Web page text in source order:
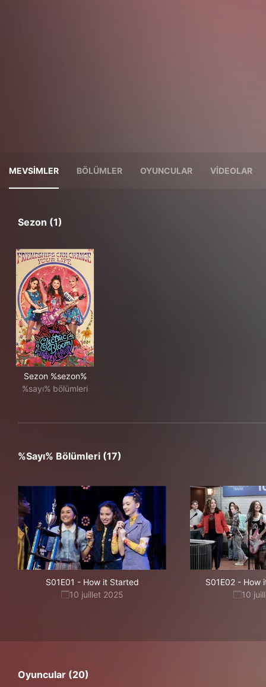
MEVSIMLER BÖLÜMLER OYUNCULAR VIDEOLAR
Sezon (1)
Sezon %sezon%
%sayı% bölümleri
%sayı% Bölümleri (17)
S01E01 - How it Started
10 juillet 2025
S01E02- How
10
Oyuncular (20)